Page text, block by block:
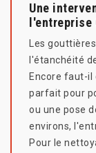
Une
l'entreprise
Les
l'étanchéité
Encore faut-il
parfait pour
ou une pose
environs,
Pour le